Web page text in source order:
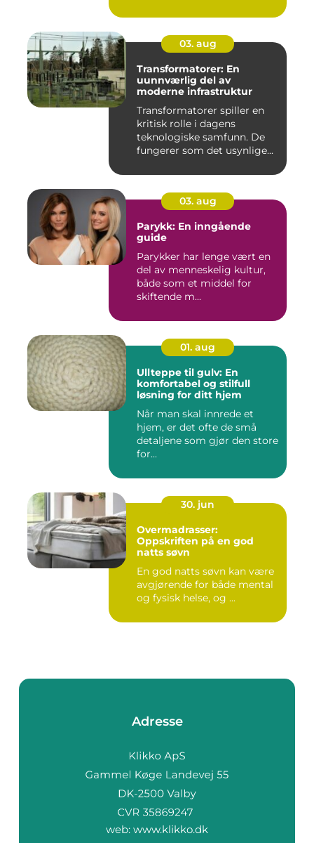
03. aug
Transformatorer: En
uunnværlig del av
moderne infrastruktur
Transformatorer spiller en
kritisk rolle i dagens
teknologiske samfunn. De
fungerer som det usynlige...
03. aug
Parykk: En inngående
guide
Parykker har lenge vært en
del av menneskelig kultur,
både som et middel for
skiftende m...
01. aug
Ullteppe til gulv: En
komfortabel og stilfull
løsning for ditt hjem
Når man skal innrede et
hjem, er det ofte de små
detaljene som gjør den store
for...
30. jun
Overmadrasser:
Oppskriften på en god
natts søvn
En god natts søvn kan være
avgjørende for både mental
og fysisk helse, og ...
Adresse
web: www.klikko.dk